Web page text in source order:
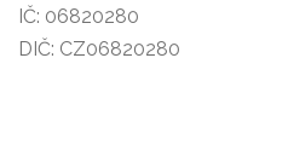
IČ: 06820280
DIČ: CZ06820280